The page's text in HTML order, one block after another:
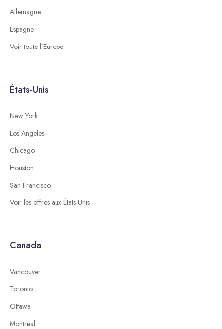
Allemagne
Espagne
Voir toute l’Europe
États-Unis
New York
Los Angeles
Chicago
Houston
San Francisco
Voir les offres aux États-Unis
Canada
Vancouver
Toronto
Ottawa
Montréal